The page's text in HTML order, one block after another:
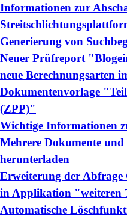
Informationen zur
Generierung von
Neuer Prüfreport
neue Berechnungsarten
Dokumentenvorlage
(ZPP)"
Wichtige Informationen
Mehrere Dokumente
herunterladen
Erweiterung der
in Applikation "weiteren
Automatische